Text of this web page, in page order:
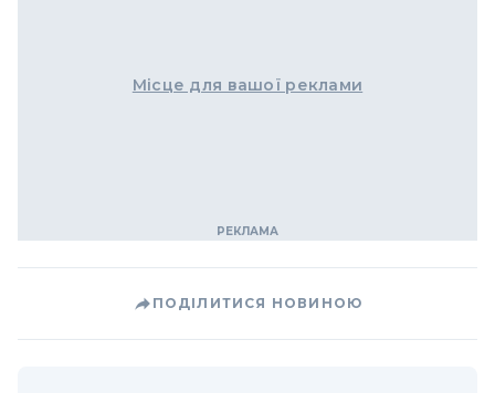
Місце для вашої реклами
ПОДІЛИТИСЯ НОВИНОЮ